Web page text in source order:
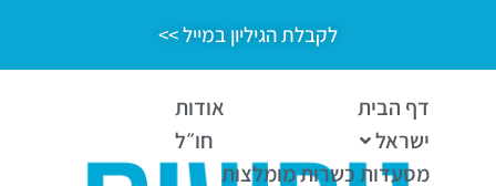
לקבלת הגיליון במייל >>
דף הבית
אודות
ישראל
חו״ל
מסעדות כשרות מומלצות